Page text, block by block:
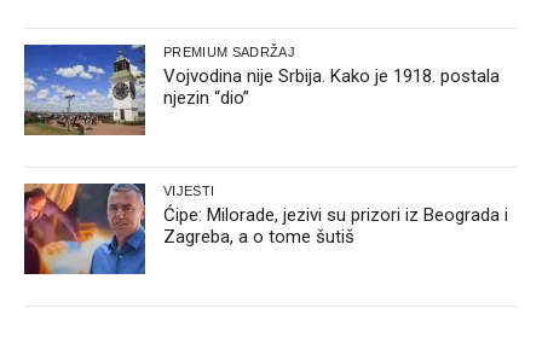
PREMIUM SADRŽAJ
Vojvodina nije Srbija. Kako je 1918. postala
njezin “dio”
VIJESTI
Ćipe: Milorade, jezivi su prizori iz Beograda i
Zagreba, a o tome šutiš